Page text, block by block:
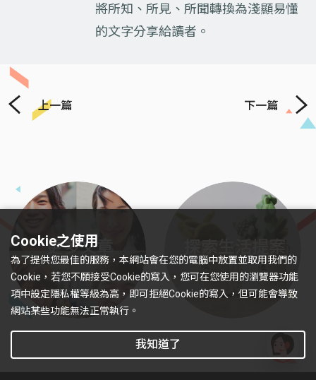
將所知、所見、所聞轉換為淺顯易懂
的文字分享給讀者。
上一篇 下一篇
更多文章 探索生活提案
Cookie之使用
為了提供您最佳的服務，本網站會在您的電腦中放置並取用我們的
Cookie，若您不願接受Cookie的寫入，您可在您使用的瀏覽器功能
項中設定隱私權等級為高，即可拒絕Cookie的寫入，但可能會導致
網站某些功能無法正常執行。
我知道了